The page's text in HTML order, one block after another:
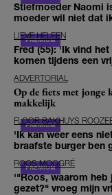
Stiefmoeder Naomi
moeder wil niet dat
LIEVE HELEEN
Fred (55): 'Ik vind
komen tijdens een
ADVERTORIAL
Op de fiets met jonge
makkelijk
FLOOR BAKHUYS
'Ik kan weer eens
braafste burger ben
ROOS MOGGRÉ
'"Roos, waarom heb
gezet?" vroeg mijn